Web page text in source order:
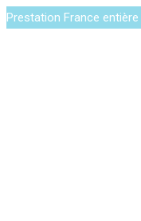
Prestation France entière